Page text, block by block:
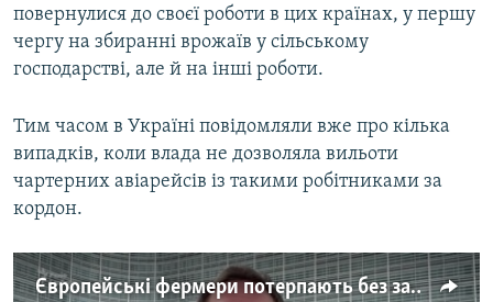
повернулися до своєї роботи в цих країнах, у першу
чергу на збиранні врожаїв у сільському
господарстві, але й на інші роботи.
Тим часом в Україні повідомляли вже про кілька
випадків, коли влада не дозволяла вильоти
чартерних авіарейсів із такими робітниками за
кордон.
Європейські фермери потерпають без заробітчан із України – відео